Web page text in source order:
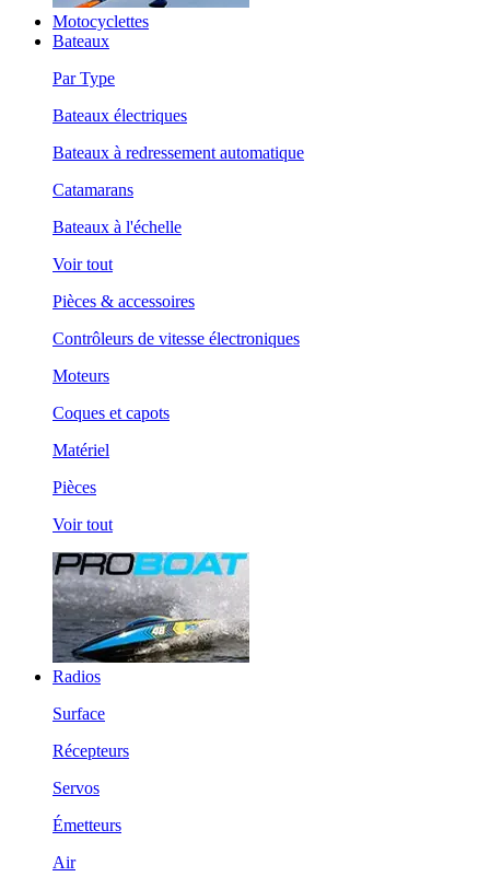
Motocyclettes
Bateaux
Par Type
Bateaux électriques
Bateaux à redressement automatique
Catamarans
Bateaux à l'échelle
Voir tout
Pièces & accessoires
Contrôleurs de vitesse électroniques
Moteurs
Coques et capots
Matériel
Pièces
Voir tout
Radios
Surface
Récepteurs
Servos
Émetteurs
Air